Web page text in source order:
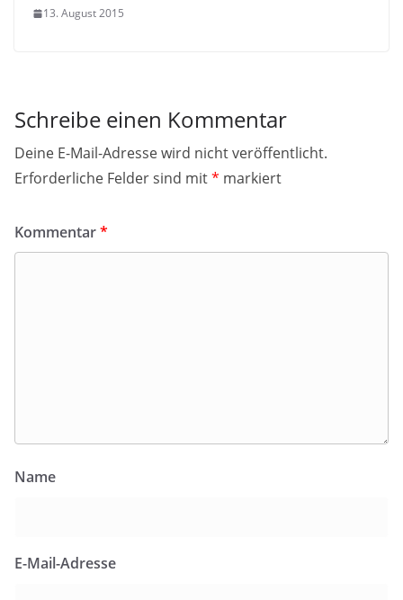
13. August 2015
Schreibe einen Kommentar
Deine E-Mail-Adresse wird nicht veröffentlicht.
Erforderliche Felder sind mit* markiert
Kommentar*
Name
E-Mail-Adresse